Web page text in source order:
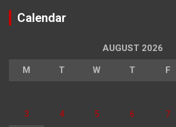
Calendar
AUGUST 2026
M T W T F
3 4 5 6 7